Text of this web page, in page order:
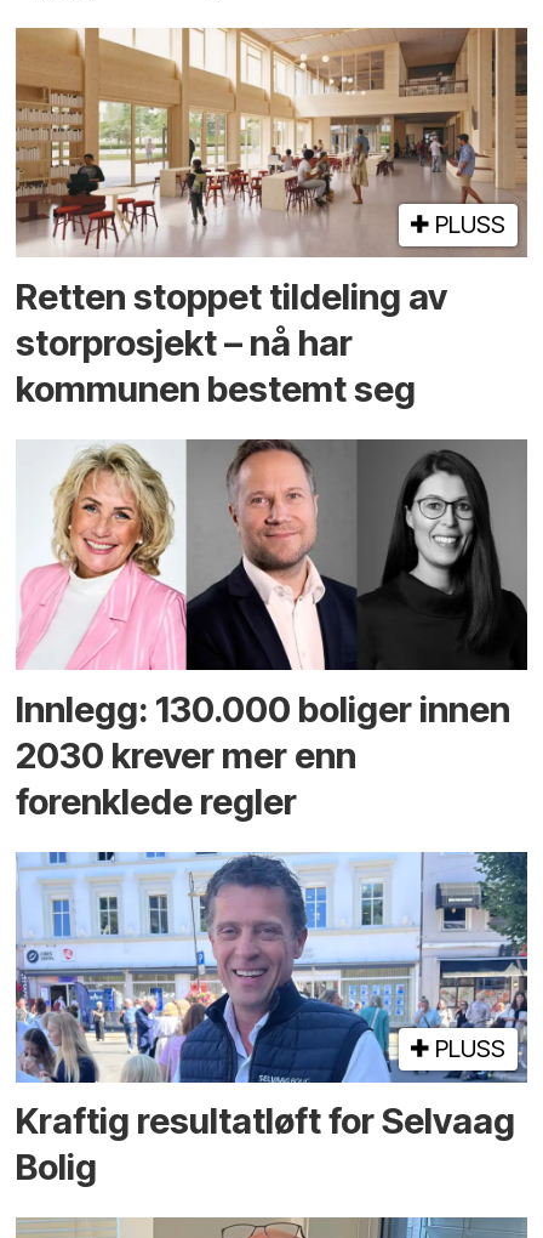
PLUSS
Retten stoppet tildeling av
storprosjekt – nå har
kommunen bestemt seg
Innlegg: 130.000 boliger innen
2030 krever mer enn
forenklede regler
PLUSS
Kraftig resultatløft for Selvaag
Bolig